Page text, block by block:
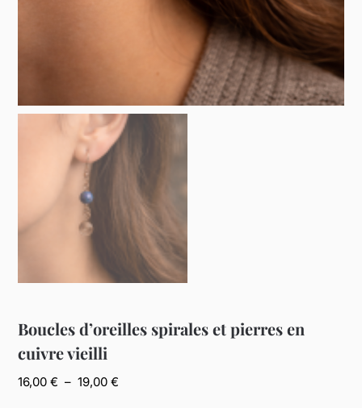
Boucles d’oreilles spirales et pierres en
cuivre vieilli
16,00€ – 19,00€